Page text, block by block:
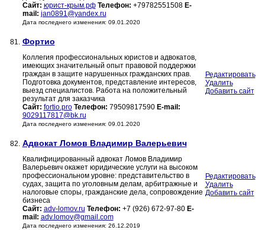
Сайт: юрист-крым.рф Телефон: +79782551508 E-
mail: jan0891@yandex.ru
Дата последнего изменения: 09.01.2020
81. Фортио
Коллегия профессиональных юристов и адвокатов,
имеющих значительный опыт правовой поддержки
граждан в защите нарушенных гражданских прав.
Подготовка документов, представление интересов,
выезд специалистов. Работа на положительный
результат для заказчика
Сайт: fortio.pro Телефон: 79509817590 E-mail:
9029117817@bk.ru
Дата последнего изменения: 09.01.2020
Редактировать
Удалить
Добавить сайт
82. Адвокат Ломов Владимир Валерьевич
Квалифицированный адвокат Ломов Владимир
Валерьевич окажет юридические услуги на высоком
профессиональном уровне: представительство в
судах, защита по уголовным делам, арбитражные и
налоговые споры, гражданские дела, сопровождение
бизнеса
Сайт: adv-lomov.ru Телефон: +7 (926) 672-97-80 E-
mail: adv.lomov@gmail.com
Дата последнего изменения: 26.12.2019
Редактировать
Удалить
Добавить сайт